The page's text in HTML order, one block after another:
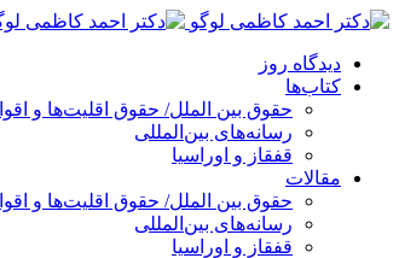
پرش
محتوا
دیدگاه روز
کتاب‌ها
حقوق بین الملل/ حقوق اقلیت‌ها و
رسانه‌های بین‌المللی
قفقاز و اوراسیا
مقالات
حقوق بین الملل/ حقوق اقلیت‌ها و
رسانه‌های بین‌المللی
قفقاز و اوراسیا